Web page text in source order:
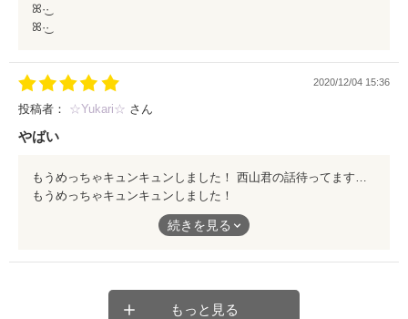
ꕤ︎︎·͜·
ꕤ︎︎·͜·
2020/12/04 15:36
投稿者： ☆Yukari☆ さん
やばい
もうめっちゃキュンキュンしました！
西山君の話待ってます！！！
続きを見る
もっと見る